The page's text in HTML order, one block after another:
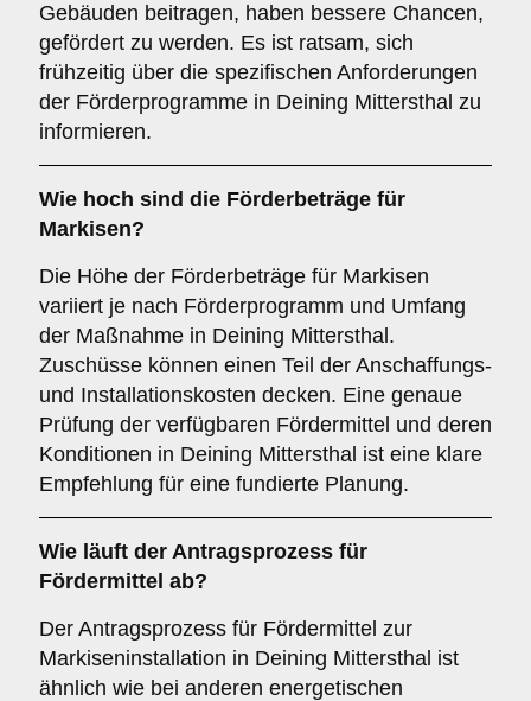
Gebäuden beitragen, haben bessere Chancen,
gefördert zu werden. Es ist ratsam, sich
frühzeitig über die spezifischen Anforderungen
der Förderprogramme in Deining Mittersthal zu
informieren.
Wie hoch sind die Förderbeträge für
Markisen?
Die Höhe der Förderbeträge für Markisen
variiert je nach Förderprogramm und Umfang
der Maßnahme in Deining Mittersthal.
Zuschüsse können einen Teil der Anschaffungs-
und Installationskosten decken. Eine genaue
Prüfung der verfügbaren Fördermittel und deren
Konditionen in Deining Mittersthal ist eine klare
Empfehlung für eine fundierte Planung.
Wie läuft der Antragsprozess für
Fördermittel ab?
Der Antragsprozess für Fördermittel zur
Markiseninstallation in Deining Mittersthal ist
ähnlich wie bei anderen energetischen